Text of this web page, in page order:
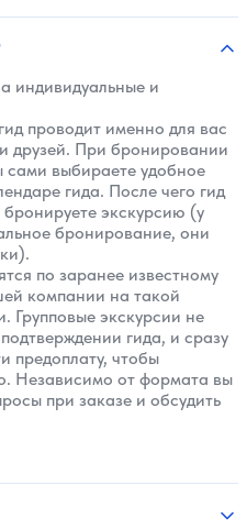
индивидуальные и
гид проводит именно для вас
друзей. При бронировании
сами выбираете удобное
гида. После чего гид
экскурсию (у
бронирование, они
по заранее известному
компании на такой
Групповые экскурсии не
гида, и сразу
предоплату, чтобы
Независимо от формата вы
при заказе и обсудить